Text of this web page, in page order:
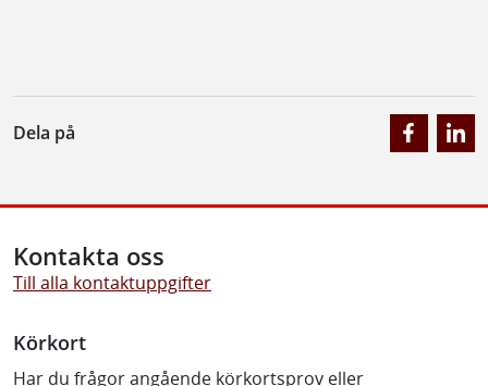
Dela på
Kontakta oss
Till alla kontaktuppgifter
Körkort
Har du frågor angående körkortsprov eller